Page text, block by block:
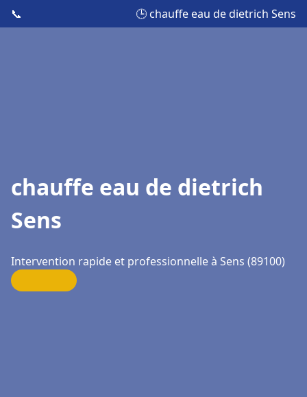
📞 🕒 chauffe eau de dietrich Sens
chauffe eau de dietrich
Sens
Intervention rapide et professionnelle à Sens (89100)